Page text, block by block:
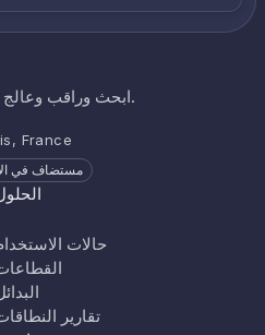
ابحث وراقب وعالج بيانات الاعتماد المخترقة في ثوانٍ.
France
مستضاف في
حالات
تقارير